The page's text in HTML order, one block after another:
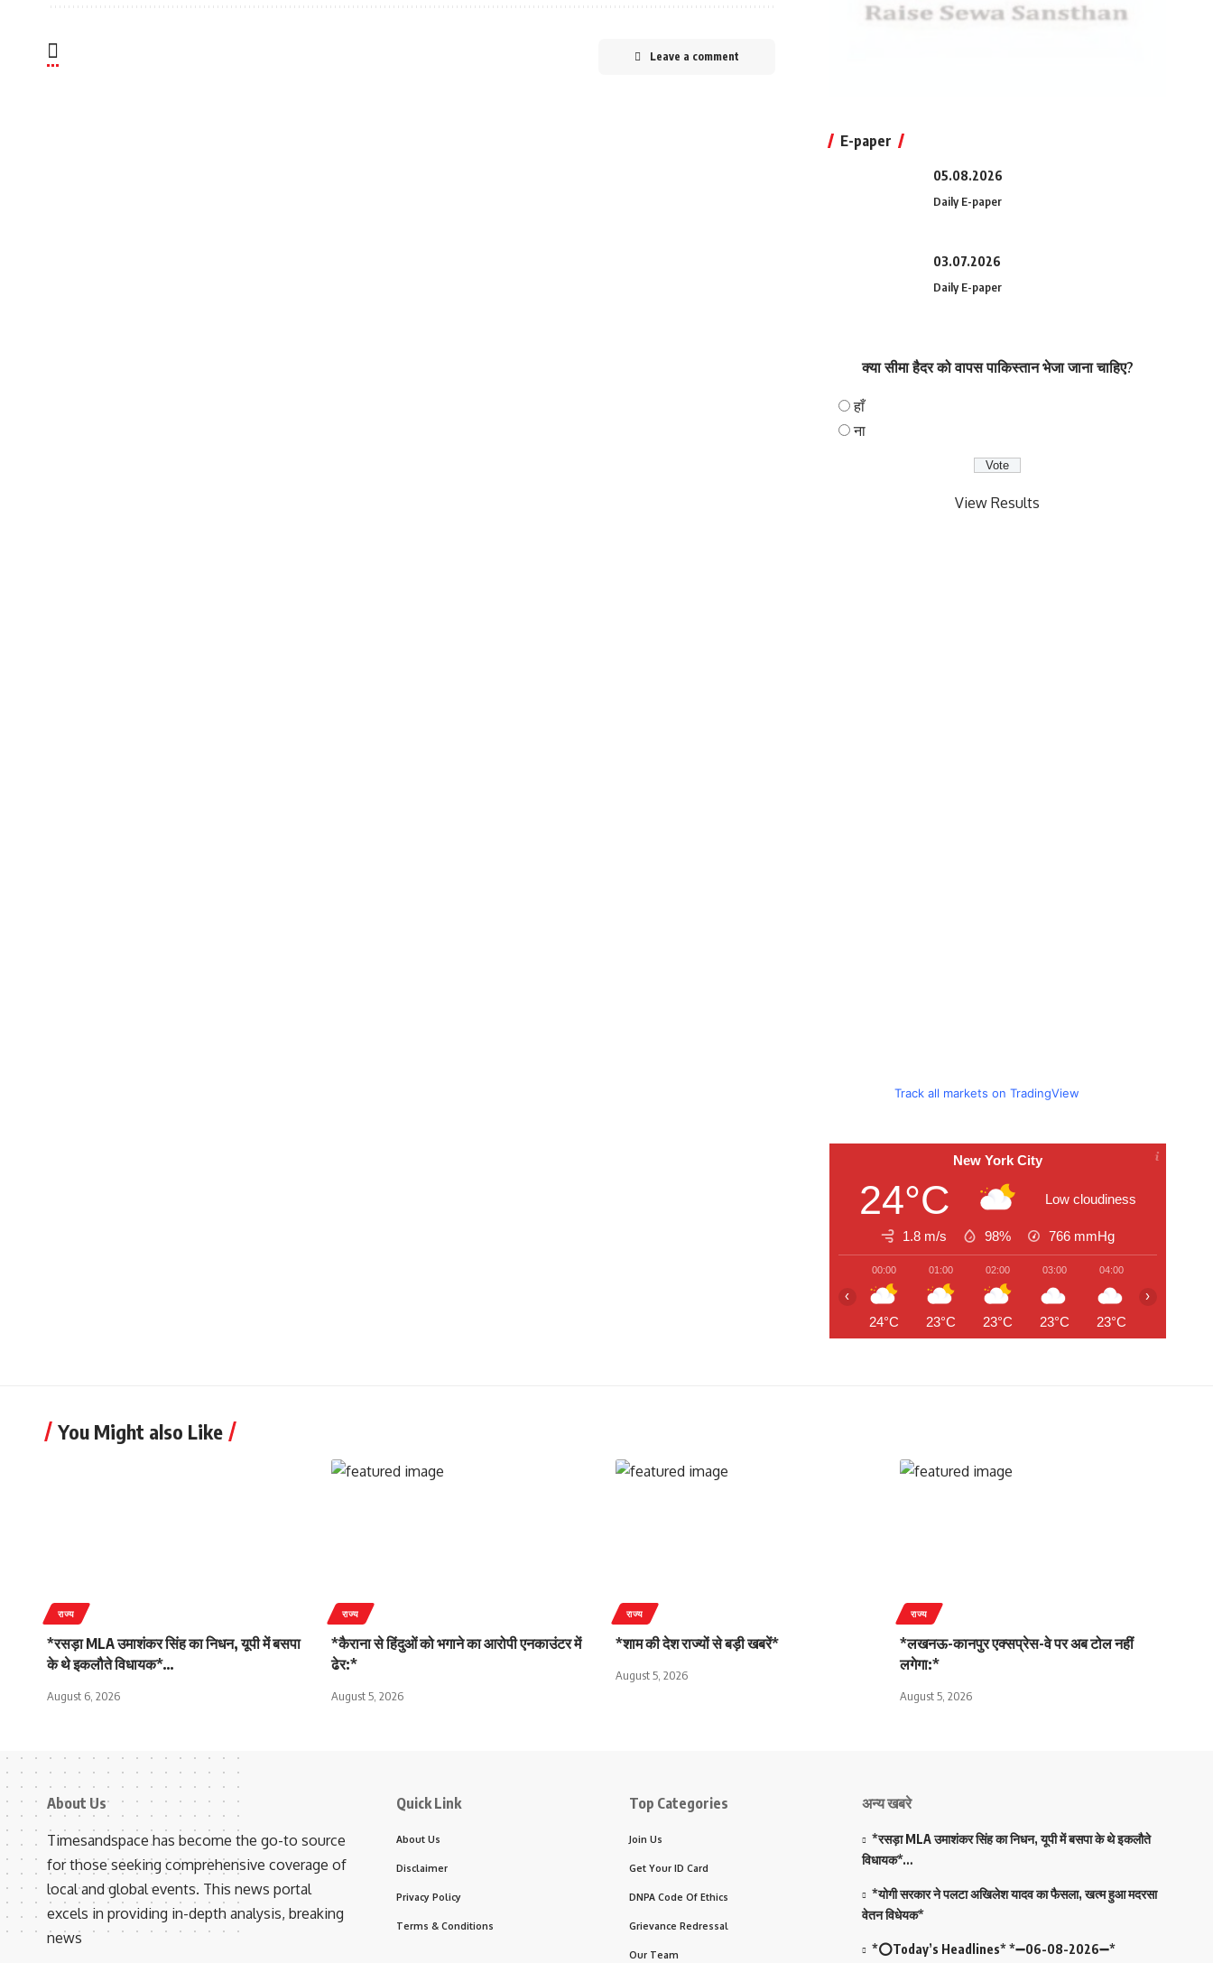
Leave a comment
E-paper
05.08.2026
Daily E-paper
03.07.2026
Daily E-paper
क्या सीमा हैदर को वापस पाकिस्तान भेजा जाना चाहिए?
हाँ
ना
View Results
Track all markets on TradingView
New York City
24°C Low cloudiness
1.8 m/s 98% 766 mmHg
00:00
24°C
01:00
23°C
02:00
23°C
03:00
23°C
04:00
23°C
‹ ›
You Might also Like
राज्य
*रसड़ा MLA उमाशंकर सिंह का निधन, यूपी में बसपा
के थे इकलौते विधायक*…
August 6, 2026
राज्य
*कैराना से हिंदुओं को भगाने का आरोपी एनकाउंटर में
ढेर:*
August 5, 2026
राज्य
*शाम की देश राज्यों से बड़ी खबरें*
August 5, 2026
राज्य
*लखनऊ-कानपुर एक्सप्रेस-वे पर अब टोल नहीं
लगेगा:*
August 5, 2026
About Us
Timesandspace has become the go-to source
for those seeking comprehensive coverage of
local and global events. This news portal
excels in providing in-depth analysis, breaking
news
Quick Link
About Us
Disclaimer
Privacy Policy
Terms & Conditions
Top Categories
Join Us
Get Your ID Card
DNPA Code Of Ethics
Grievance Redressal
Our Team
अन्य खबरे
*रसड़ा MLA उमाशंकर सिंह का निधन, यूपी में बसपा के थे इकलौते
विधायक*…
*योगी सरकार ने पलटा अखिलेश यादव का फैसला, खत्म हुआ मदरसा
वेतन विधेयक*
*⭕Today’s Headlines* *➖06-08-2026➖*